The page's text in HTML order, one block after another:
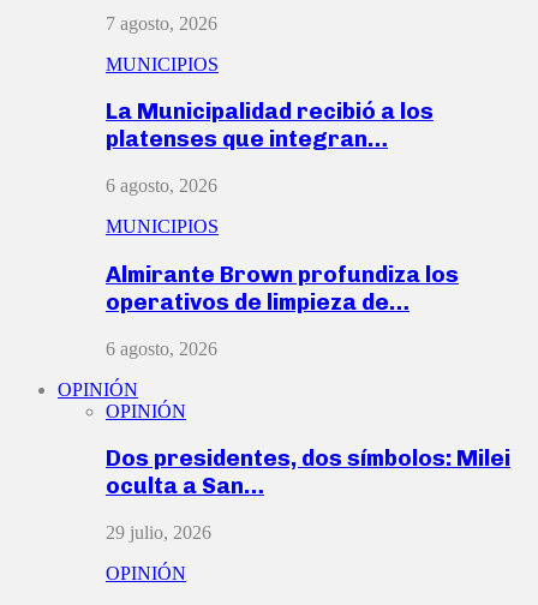
7 agosto, 2026
MUNICIPIOS
La Municipalidad recibió a los
platenses que integran…
6 agosto, 2026
MUNICIPIOS
Almirante Brown profundiza los
operativos de limpieza de…
6 agosto, 2026
OPINIÓN
OPINIÓN
Dos presidentes, dos símbolos: Milei
oculta a San…
29 julio, 2026
OPINIÓN